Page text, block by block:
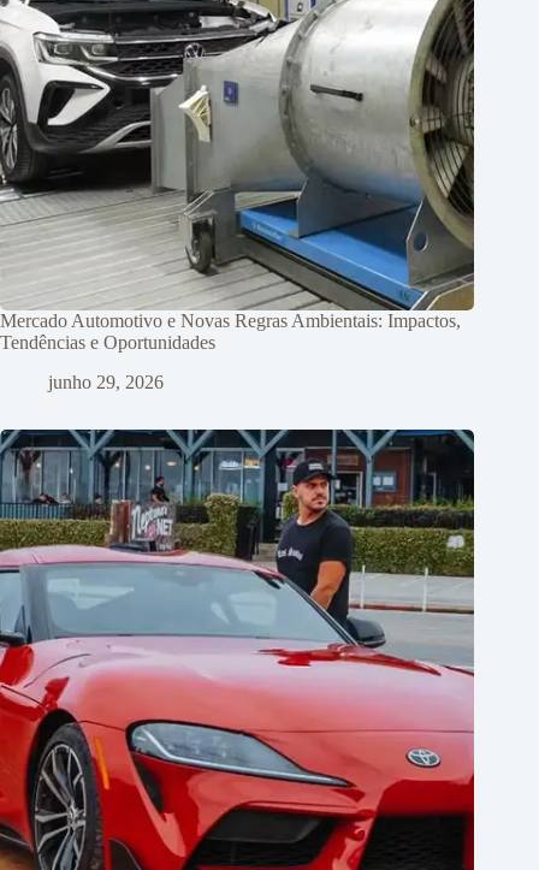
Mercado Automotivo e Novas Regras Ambientais: Impactos,
Tendências e Oportunidades
junho 29, 2026